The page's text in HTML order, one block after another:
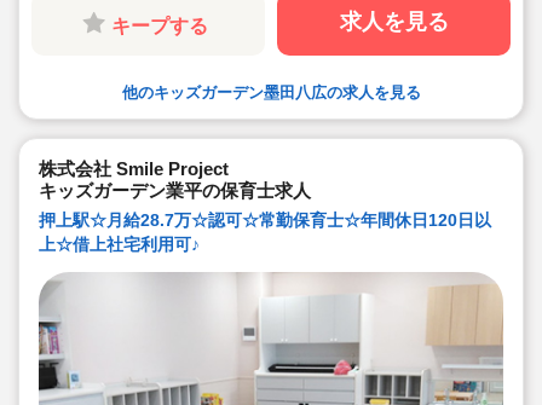
◇宿舎借り上げ制度利用可能です。（同居の宿舎借り上
げも相談出来ます！）
◇引っ越し代補助あり。
◇年間休日120日以上！土曜日の振替休日ありです。
丈夫。得意な保育を活かしてください。
す。先生たち一人ひとりの個性を存分に発揮できる保育
園です！
キープする 求人を見る
他のキッズガーデン墨田八広の求人を見る
株式会社 Smile Project
キッズガーデン業平の保育士求人
押上駅☆月給28.7万☆認可☆常勤保育士☆年間休日120日以
上☆借上社宅利用可♪